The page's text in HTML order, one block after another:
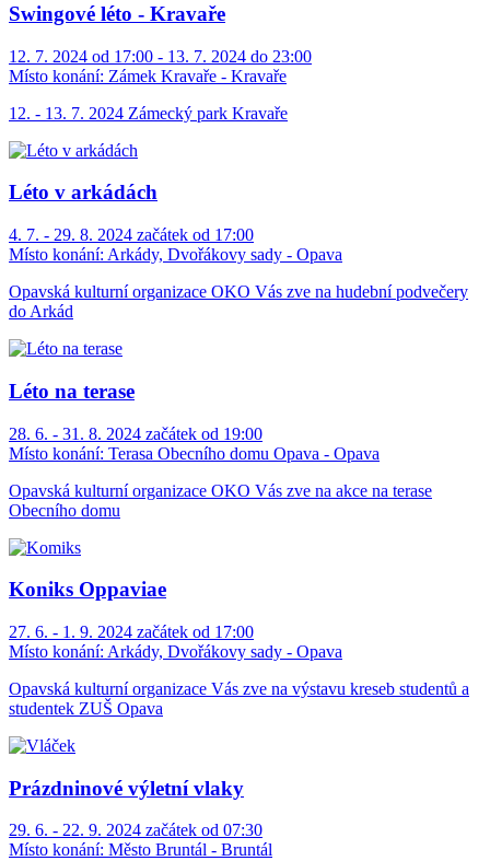
Swingové léto - Kravaře
12. 7. 2024 od 17:00 - 13. 7. 2024 do 23:00
Místo konání: Zámek Kravaře - Kravaře
12. - 13. 7. 2024 Zámecký park Kravaře
Léto v arkádách
4. 7. - 29. 8. 2024 začátek od 17:00
Místo konání: Arkády, Dvořákovy sady - Opava
Opavská kulturní organizace OKO Vás zve na hudební podvečery
do Arkád
Léto na terase
28. 6. - 31. 8. 2024 začátek od 19:00
Místo konání: Terasa Obecního domu Opava - Opava
Opavská kulturní organizace OKO Vás zve na akce na terase
Obecního domu
Koniks Oppaviae
27. 6. - 1. 9. 2024 začátek od 17:00
Místo konání: Arkády, Dvořákovy sady - Opava
Opavská kulturní organizace Vás zve na výstavu kreseb studentů a
studentek ZUŠ Opava
Prázdninové výletní vlaky
29. 6. - 22. 9. 2024 začátek od 07:30
Místo konání: Město Bruntál - Bruntál